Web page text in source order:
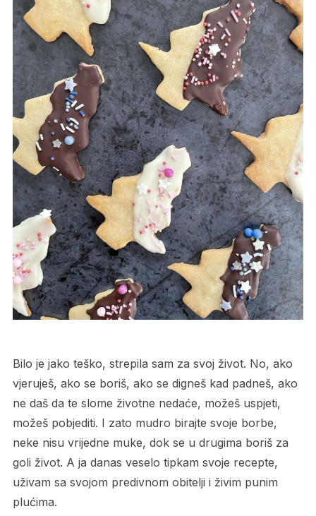
Bilo je jako teško, strepila sam za svoj život. No, ako
vjeruješ, ako se boriš, ako se digneš kad padneš, ako
ne daš da te slome životne nedaće, možeš uspjeti,
možeš pobjediti. I zato mudro birajte svoje borbe,
neke nisu vrijedne muke, dok se u drugima boriš za
goli život. A ja danas veselo tipkam svoje recepte,
uživam sa svojom predivnom obitelji i živim punim
plućima.